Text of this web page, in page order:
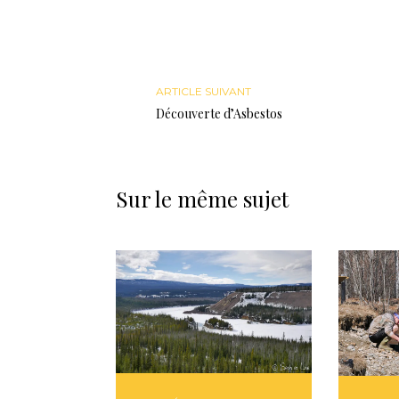
ARTICLE SUIVANT
Découverte d’Asbestos
Sur le même sujet